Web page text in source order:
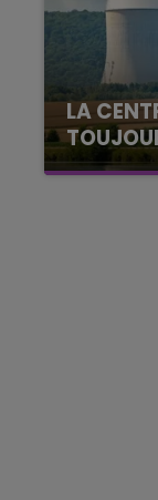
LA
Cela fait
justifiée